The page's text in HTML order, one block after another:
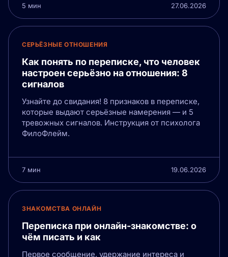
5 мин 27.06.2026
СЕРЬЁЗНЫЕ ОТНОШЕНИЯ
Как понять по переписке, что человек
настроен серьёзно на отношения: 8
сигналов
Узнайте до свидания! 8 признаков в переписке,
которые выдают серьёзные намерения — и 5
тревожных сигналов. Инструкция от психолога
ФилоФлейм.
7 мин 19.06.2026
ЗНАКОМСТВА ОНЛАЙН
Переписка при онлайн-знакомстве: о
чём писать и как
Первое сообщение, удержание интереса и